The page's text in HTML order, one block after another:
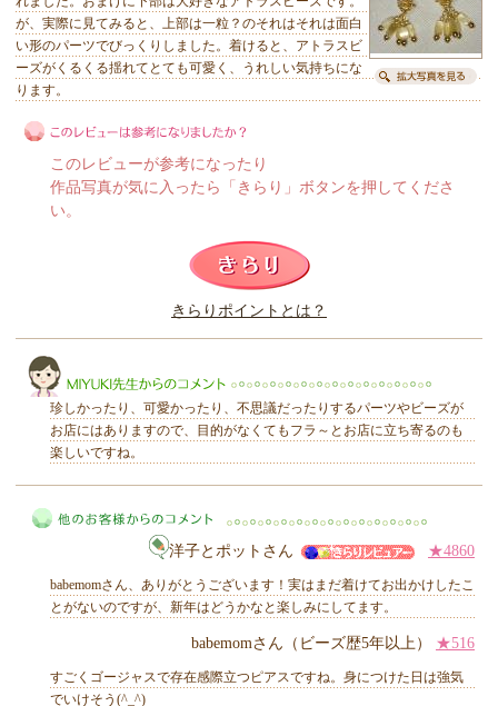
が、実際に見てみると、上部は一粒？のそれはそれは面白
い形のパーツでびっくりしました。着けると、アトラスビ
ーズがくるくる揺れてとても可愛く、うれしい気持ちにな
ります。
このレビューは参考になりましたか？
このレビューが参考になったり
作品写真が気に入ったら「きらり」ボタンを押してくださ
い。
きらり
きらりポイントとは？
MIYUKI先生からのコメント
珍しかったり、可愛かったり、不思議だったりするパーツやビーズが
お店にはありますので、目的がなくてもフラ～とお店に立ち寄るのも
楽しいですね。
他のお客様からのコメント
洋子とポットさん ★4860
babemomさん、ありがとうございます！実はまだ着けてお出かけしたこ
とがないのですが、新年はどうかなと楽しみにしてます。
babemomさん（ビーズ歴5年以上） ★516
すごくゴージャスで存在感際立つピアスですね。身につけた日は強気
でいけそう(^_^)